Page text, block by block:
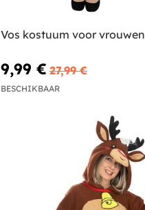
Vos kostuum voor vrouwen
9,99 € 27,99 €
BESCHIKBAAR